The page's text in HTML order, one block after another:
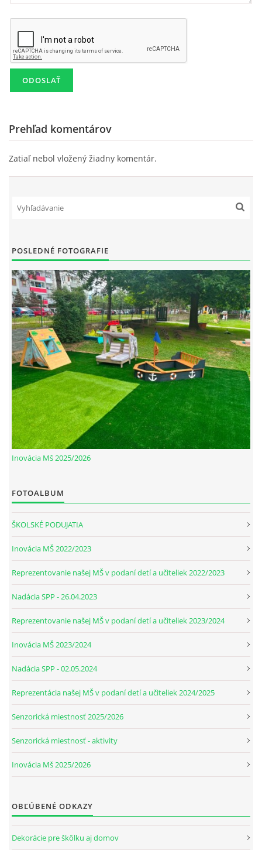
Prehľad komentárov
Zatiaľ nebol vložený žiadny komentár.
POSLEDNÉ FOTOGRAFIE
Inovácia Mš 2025/2026
FOTOALBUM
ŠKOLSKÉ PODUJATIA
Inovácia MŠ 2022/2023
Reprezentovanie našej MŠ v podaní detí a učiteliek 2022/2023
Nadácia SPP - 26.04.2023
Reprezentovanie našej MŠ v podaní detí a učiteliek 2023/2024
Inovácia MŠ 2023/2024
Nadácia SPP - 02.05.2024
Reprezentácia našej MŠ v podaní detí a učiteliek 2024/2025
Senzorická miestnosť 2025/2026
Senzorická miestnosť - aktivity
Inovácia Mš 2025/2026
OBĽÚBENÉ ODKAZY
Dekorácie pre škôlku aj domov